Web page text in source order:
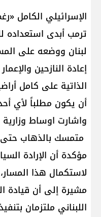
الإسرائيلي الكامل
ترمب أبدى استعداده
لبنان ووضعه على
إعادة النازحين
الذاتية على كامل
أن يكون مطلباً لأي
واشارت اوساط
متمسك بالذهاب حتى
مؤكدة أن الإرادة
لاستكمال هذا
مشيرة إلى أن قيادة
اللبناني ملتزمان